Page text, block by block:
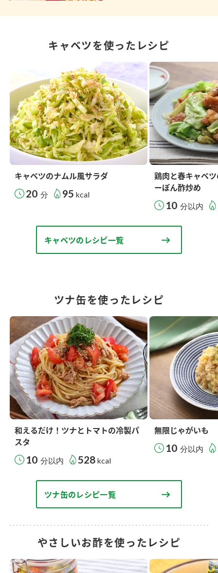
キャベツを使ったレシピ
キャベツのナムル風サラダ
20 分 95 kcal
鶏肉と春キャベ
ーぽん酢炒め
10 分以内
キャベツのレシピ一覧
ツナ缶を使ったレシピ
和えるだけ！ツナとトマトの冷製パ
スタ
10 分以内 528 kcal
無限じゃがいも
10 分以内
ツナ缶のレシピ一覧
やさしいお酢を使ったレシピ